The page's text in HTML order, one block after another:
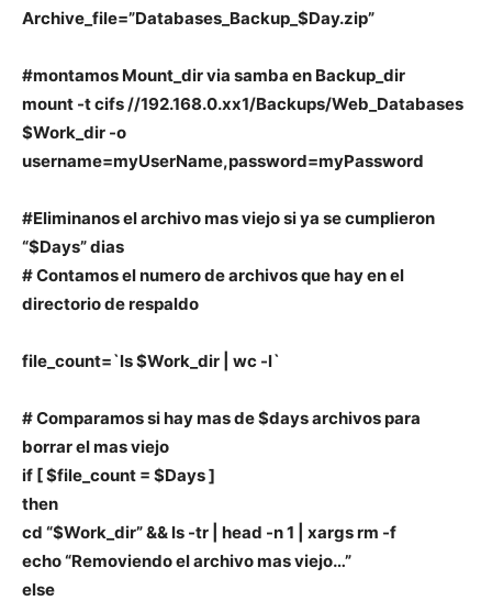
Archive_file=”Databases_Backup_$Day.zip”
#montamos Mount_dir via samba en Backup_dir
mount -t cifs //192.168.0.xx1/Backups/Web_Databases
$Work_dir -o
username=myUserName,password=myPassword
#Eliminanos el archivo mas viejo si ya se cumplieron
“$Days” dias
# Contamos el numero de archivos que hay en el
directorio de respaldo
file_count=`ls $Work_dir | wc -l`
# Comparamos si hay mas de $days archivos para
borrar el mas viejo
if [ $file_count = $Days ]
then
cd “$Work_dir” && ls -tr | head -n 1 | xargs rm -f
echo “Removiendo el archivo mas viejo…”
else